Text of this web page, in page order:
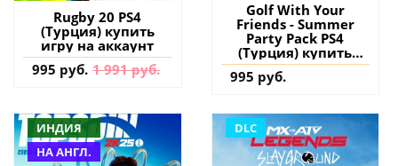
Rugby 20 PS4
(Турция) купить
игру на аккаунт
995 руб. 1 991 руб.
Golf With Your
Friends - Summer
Party Pack PS4
(Турция) купить
дополнение на
аккаунт
995 руб.
ИНДИЯ
НА АНГЛ.
DLC